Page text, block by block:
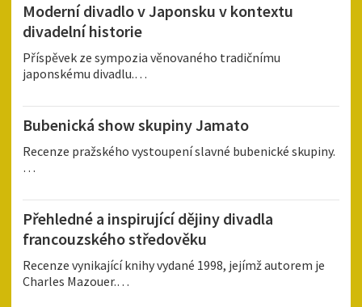
Moderní divadlo v Japonsku v kontextu
divadelní historie
Příspěvek ze sympozia věnovaného tradičnímu
japonskému divadlu.…
Bubenická show skupiny Jamato
Recenze pražského vystoupení slavné bubenické skupiny.
…
Přehledné a inspirující dějiny divadla
francouzského středověku
Recenze vynikající knihy vydané 1998, jejímž autorem je
Charles Mazouer.…